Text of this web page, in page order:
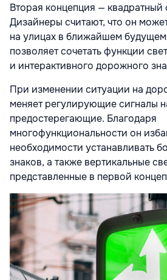
Вторая концепция — квадратный
Дизайнеры считают, что он
на улицах в ближайшем
позволяет сочетать функции
и интерактивного дорожного
При изменении ситуации на
меняет регулирующие сигналы
предостерегающие. Благодаря
многофункциональности он
необходимости устанавливать
знаков, а также вертикальные
представленные в первой